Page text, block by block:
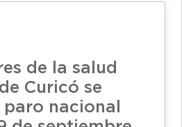
de la salud
Curicó se
nacional